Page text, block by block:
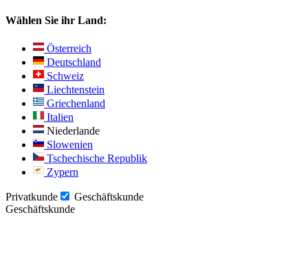
Wählen Sie ihr Land:
Österreich
Deutschland
Schweiz
Liechtenstein
Griechenland
Italien
Niederlande
Slowenien
Tschechische Republik
Zypern
Privatkunde
Geschäftskunde
Geschäftskunde